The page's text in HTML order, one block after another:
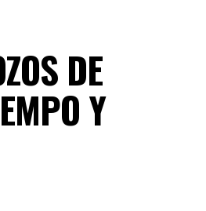
DE
Y